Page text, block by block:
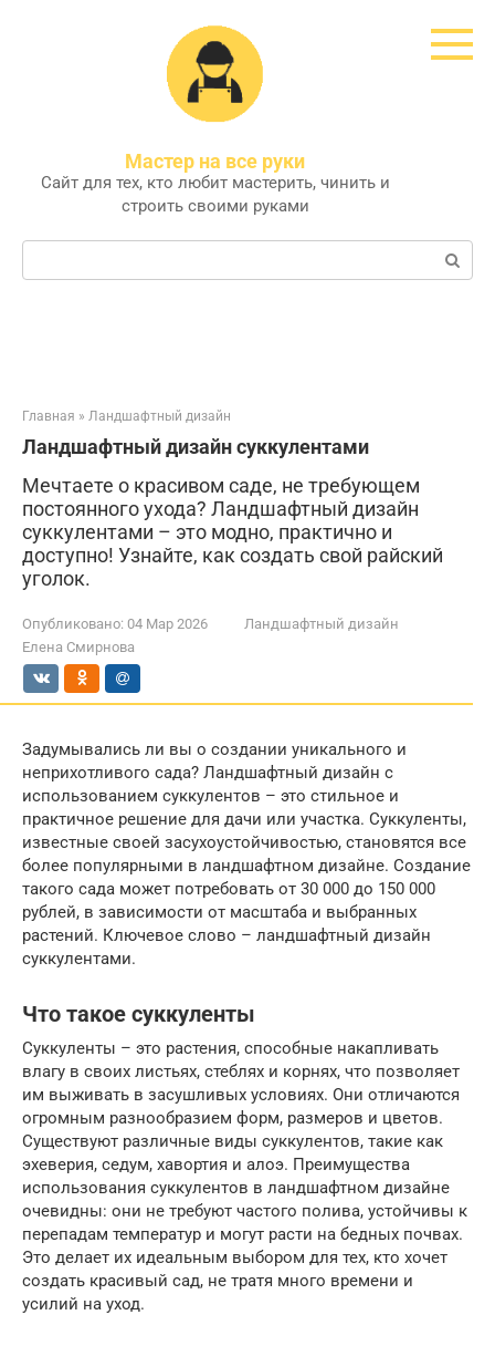
Мастер на все руки
Сайт для тех, кто любит мастерить, чинить и
строить своими руками
Поиск:
Главная » Ландшафтный дизайн
Ландшафтный дизайн суккулентами
Мечтаете о красивом саде, не требующем
постоянного ухода? Ландшафтный дизайн
суккулентами – это модно, практично и
доступно! Узнайте, как создать свой райский
уголок.
Опубликовано: 04 Мар 2026
Ландшафтный дизайн
Елена Смирнова
Задумывались ли вы о создании уникального и
неприхотливого сада? Ландшафтный дизайн с
использованием суккулентов – это стильное и
практичное решение для дачи или участка. Суккуленты,
известные своей засухоустойчивостью, становятся все
более популярными в ландшафтном дизайне. Создание
такого сада может потребовать от 30 000 до 150 000
рублей, в зависимости от масштаба и выбранных
растений. Ключевое слово – ландшафтный дизайн
суккулентами.
Что такое суккуленты
Суккуленты – это растения, способные накапливать
влагу в своих листьях, стеблях и корнях, что позволяет
им выживать в засушливых условиях. Они отличаются
огромным разнообразием форм, размеров и цветов.
Существуют различные виды суккулентов, такие как
эхеверия, седум, хавортия и алоэ. Преимущества
использования суккулентов в ландшафтном дизайне
очевидны: они не требуют частого полива, устойчивы к
перепадам температур и могут расти на бедных почвах.
Это делает их идеальным выбором для тех, кто хочет
создать красивый сад, не тратя много времени и
усилий на уход.